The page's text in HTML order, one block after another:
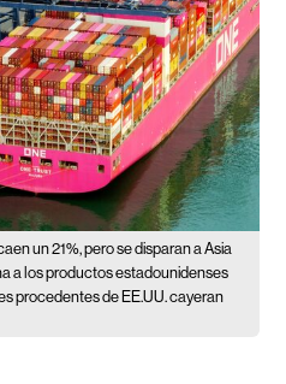
un 21%, pero se disparan a Asia
a los productos estadounidenses
procedentes de EE.UU. cayeran